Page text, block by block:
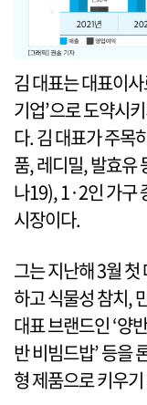
김 대표는 대표이
기업’으로 도약시
다. 김 대표가 주목
품, 레디밀, 발효유
나19), 1·2인 가구
시장이다.
그는 지난해 3월 첫
하고 식물성 참치,
대표 브랜드인 ‘양
반 비빔드밥’ 등을
형 제품으로 키우